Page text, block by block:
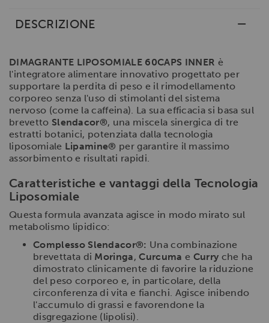
DESCRIZIONE
DIMAGRANTE LIPOSOMIALE 60CAPS INNER è
l'integratore alimentare innovativo progettato per
supportare la perdita di peso e il rimodellamento
corporeo senza l'uso di stimolanti del sistema
nervoso (come la caffeina). La sua efficacia si basa sul
brevetto Slendacor®, una miscela sinergica di tre
estratti botanici, potenziata dalla tecnologia
liposomiale Lipamine® per garantire il massimo
assorbimento e risultati rapidi.
Caratteristiche e vantaggi della Tecnologia
Liposomiale
Questa formula avanzata agisce in modo mirato sul
metabolismo lipidico:
Complesso Slendacor®: Una combinazione
brevettata di Moringa,Curcuma e Curry che ha
dimostrato clinicamente di favorire la riduzione
del peso corporeo e, in particolare, della
circonferenza di vita e fianchi. Agisce inibendo
l'accumulo di grassi e favorendone la
disgregazione (lipolisi).